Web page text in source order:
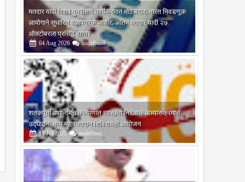
मतदार यादी विशेष पुनरीक्षण कार्यक्रमात मोठे बदल; भारत निवडणूक
आयोगाने सुधारित वेळापत्रक जाहीर; अंतिम मतदार यादी २७
ऑक्टोबरला प्रसिद्ध होणार
04 Aug 2026 undefined
शतकपूर्ती वर्षानिमित्त कल्याणात स्वच्छता निरीक्षक अभ्यासक्रमाचे
उद्घाटन; भव्य महारक्तदान शिबिराचेही आयोजन
19 Jul 2026 undefined